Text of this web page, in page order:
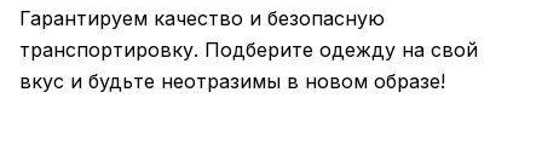
Гарантируем качество и безопасную
транспортировку. Подберите одежду на свой
вкус и будьте неотразимы в новом образе!